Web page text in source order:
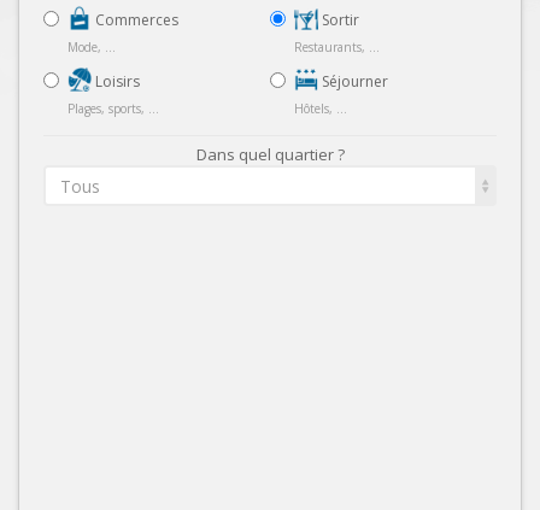
Commerces
Mode, ...
Loisirs
Plages, sports, ...
Sortir
Restaurants, ...
Séjourner
Hôtels, ...
Dans quel quartier ?
Tous